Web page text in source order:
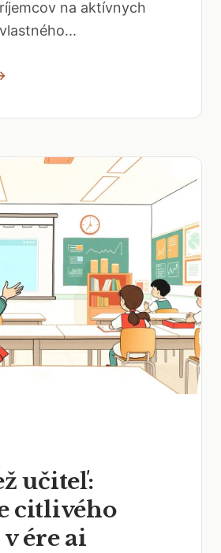
na aktívnych
učiteľ:
citlivého
ére ai